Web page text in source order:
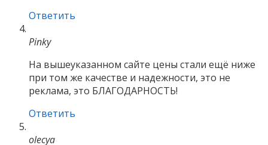
Ответить
Pinky
На вышеуказанном сайте цены стали ещё ниже
при том же качестве и надежности, это не
реклама, это БЛАГОДАРНОСТЬ!
Ответить
olecya